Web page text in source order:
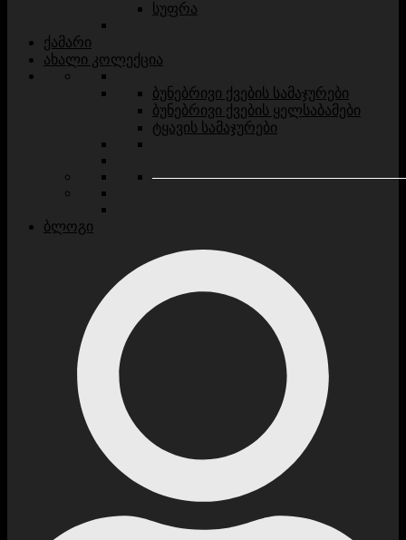
სუფრა
ქამარი
ახალი კოლექცია
ბუნებრივი ქვების სამაჯურები
ბუნებრივი ქვების ყელსაბამები
ტყავის სამაჯურები
ბლოგი